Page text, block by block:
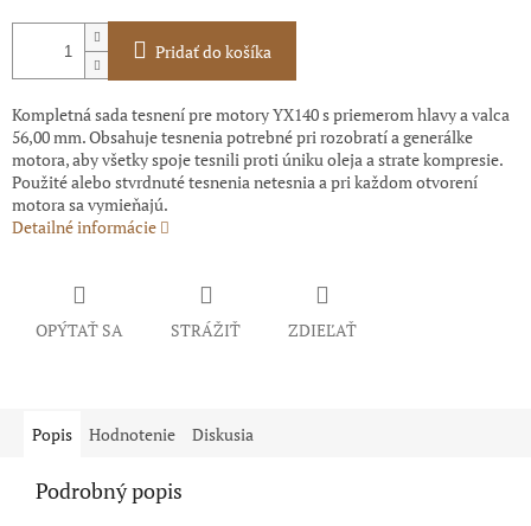
Pridať do košíka
Kompletná sada tesnení pre motory YX140 s priemerom hlavy a valca
56,00 mm. Obsahuje tesnenia potrebné pri rozobratí a generálke
motora, aby všetky spoje tesnili proti úniku oleja a strate kompresie.
Použité alebo stvrdnuté tesnenia netesnia a pri každom otvorení
motora sa vymieňajú.
Detailné informácie
OPÝTAŤ SA STRÁŽIŤ ZDIEĽAŤ
Popis Hodnotenie Diskusia
Podrobný popis